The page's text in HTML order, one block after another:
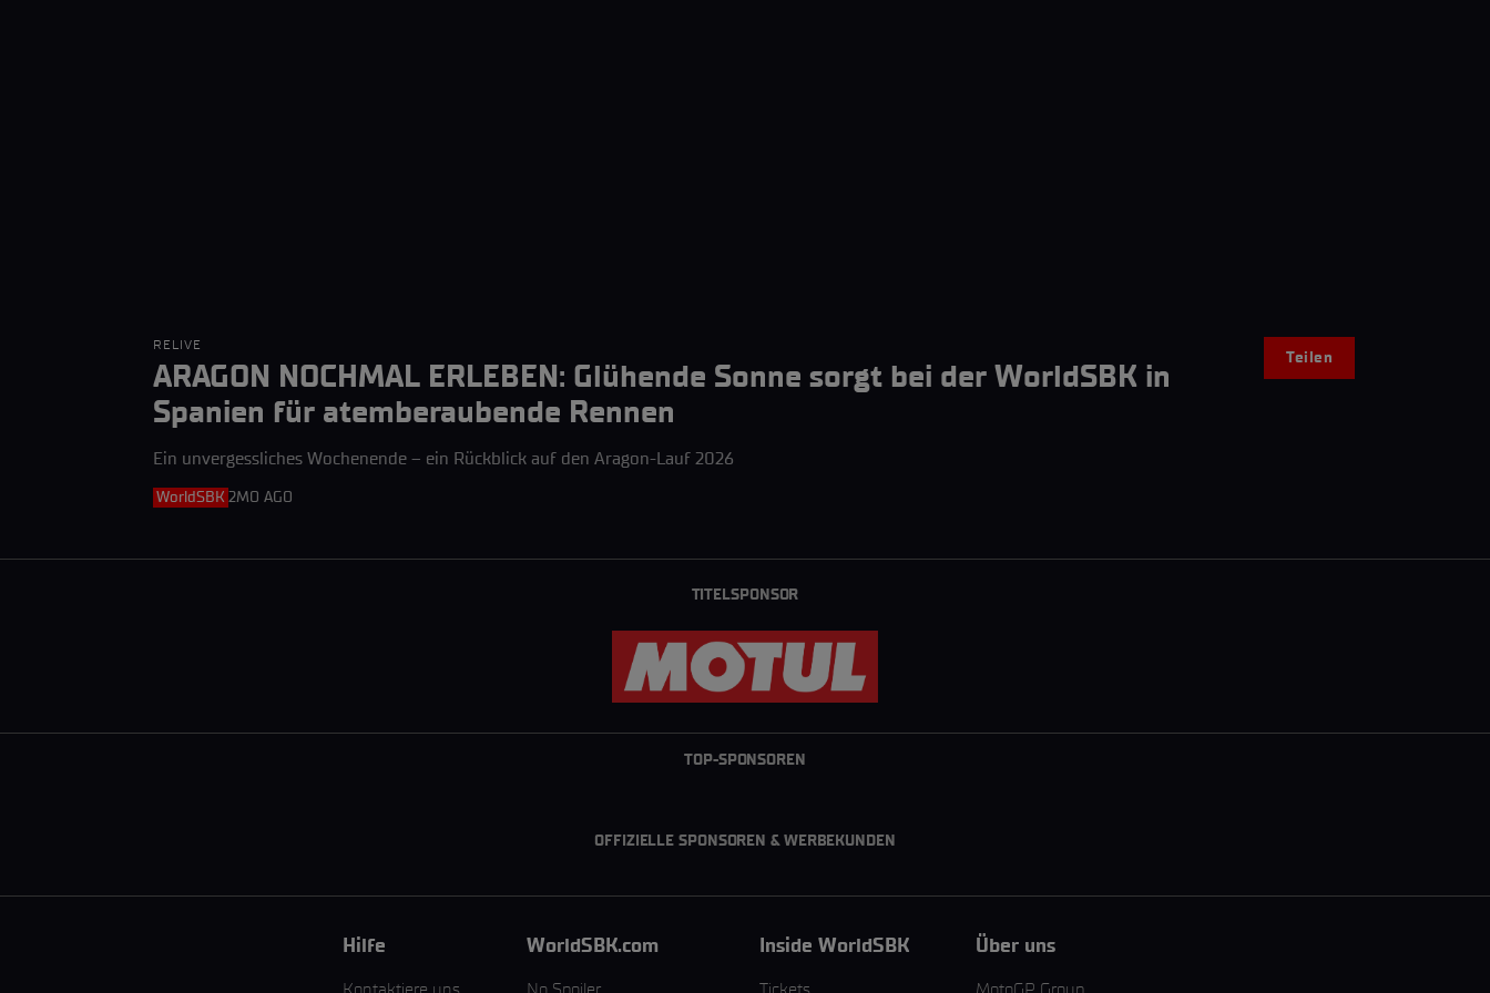
RELIVE
ARAGON NOCHMAL ERLEBEN: Glühende Sonne sorgt bei der WorldSBK in
Spanien für atemberaubende Rennen
Ein unvergessliches Wochenende – ein Rückblick auf den Aragon-Lauf 2026
WorldSBK 2MO AGO
Teilen
TITELSPONSOR
TOP-SPONSOREN
OFFIZIELLE SPONSOREN & WERBEKUNDEN
Hilfe WorldSBK.com Inside WorldSBK Über uns